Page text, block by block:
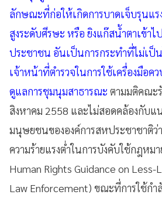
ลักษณะที่ก่อให้เกิดการบาดเจ็บรุนแร
สูงระดับศีรษะ หรือ ยิงแก๊สน้ำตาเข้า
ประชาชน อันเป็นการกระทำที่ไม่เป็
เจ้าหน้าที่ตำรวจในการใช้เครื่องมือ
ดูแลการชุมนุมสาธารณะ ตามมติคณะ
สิงหาคม 2558 และไม่สอดคล้องกับ
มนุษยชนขององค์การสหประชาชาติว่
ความร้ายแรงต่ำในการบังคับใช้กฎหม
Human Rights Guidance on Less-
Law Enforcement) ขณะที่การใช้ก